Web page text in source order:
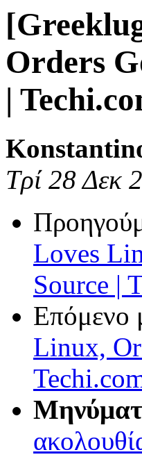
Orders
|
Τρί 28 Δεκ
Loves
Source |
Επόμενο
Linux,